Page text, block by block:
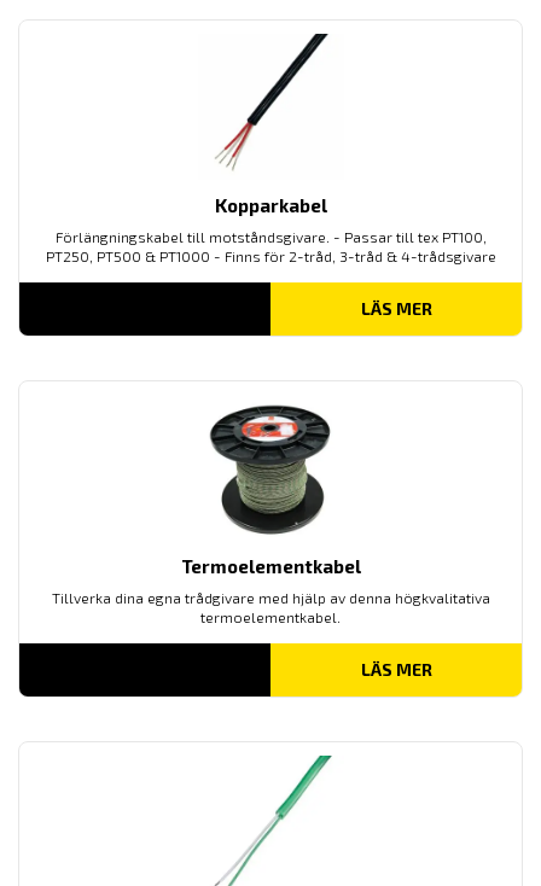
Kopparkabel
Förlängningskabel till motståndsgivare. - Passar till tex PT100,
PT250, PT500 & PT1000 - Finns för 2-tråd, 3-tråd & 4-trådsgivare
LÄS MER
Termoelementkabel
Tillverka dina egna trådgivare med hjälp av denna högkvalitativa
termoelementkabel.
LÄS MER